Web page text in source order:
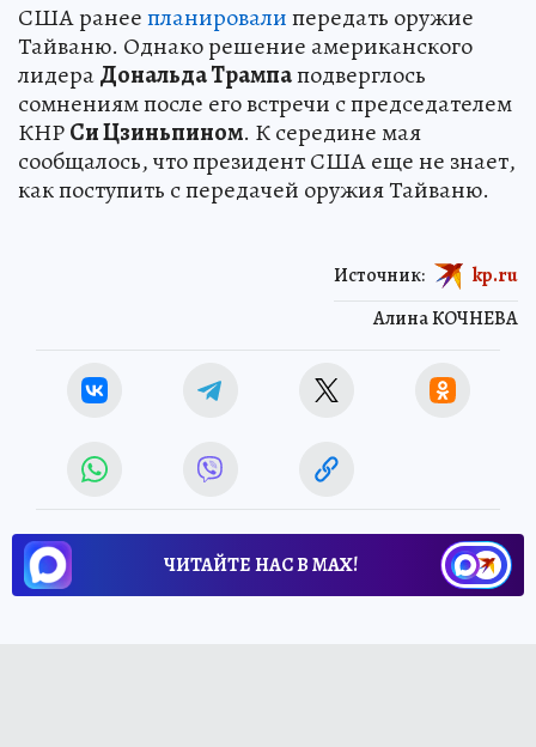
США ранеепланировалипередать оружие
Тайваню. Однако решение американского
лидераДональда Трампаподверглось
сомнениям после его встречи с председателем
КНРСи Цзиньпином. К середине мая
сообщалось, что президент США еще не знает,
как поступить с передачей оружия Тайваню.
Алина КОЧНЕВА
Источник: kp.ru
ЧИТАЙТЕ НАС В МАХ!